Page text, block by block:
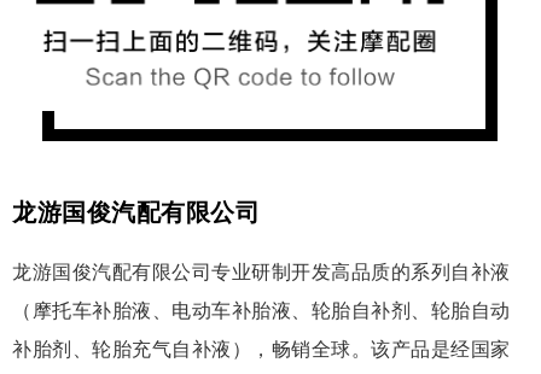
龙游国俊汽配有限公司
龙游国俊汽配有限公司专业研制开发高品质的系列自补液
（摩托车补胎液、电动车补胎液、轮胎自补剂、轮胎自动
补胎剂、轮胎充气自补液），畅销全球。该产品是经国家